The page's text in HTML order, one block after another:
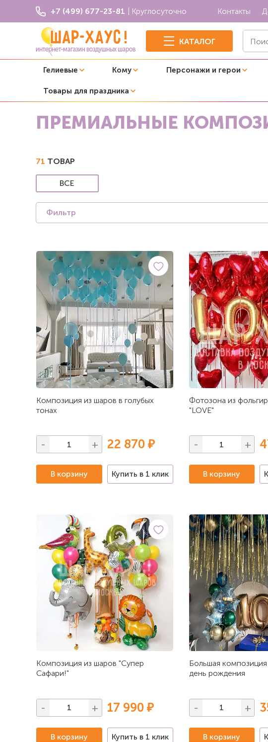
+7 (499) 677-23-81 | Круглосуточно Контакты
КАТАЛОГ
Гелиевые Кому Персонажи и герои
Товары для праздника
Воздушные шары с гелием
ПРЕМИАЛЬНЫЕ
71 ТОВАР
ВСЕ
Фильтр
Композиция из шаров в голубых
тонах
- + 22 870 ₽
В корзину Купить в 1 клик
Фотозона из
"LOVE"
- +
В корзину
Композиция из шаров "Супер
Сафари!"
- + 17 990 ₽
В корзину Купить в 1 клик
Большая композиция
день рождения
- +
В корзину